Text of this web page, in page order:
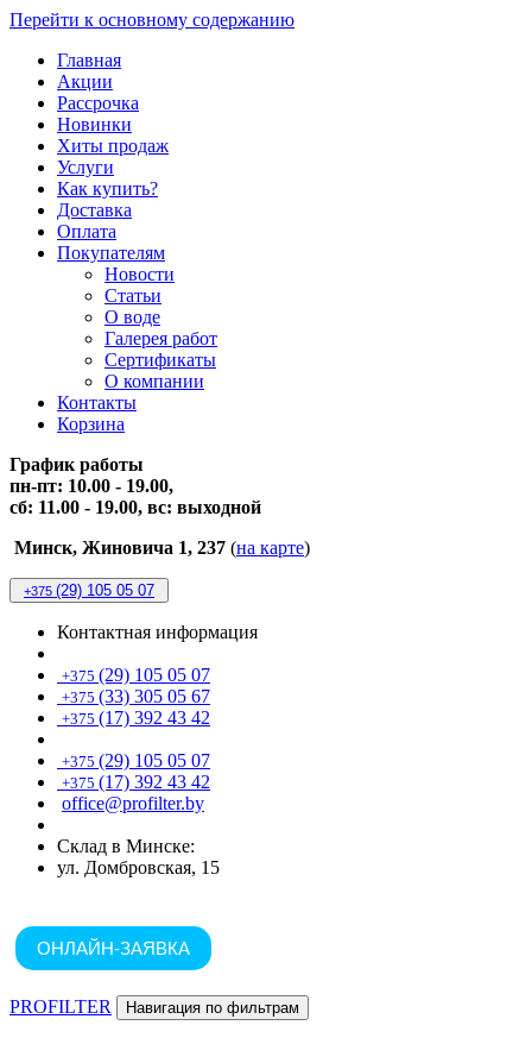
Перейти к основному содержанию
Главная
Акции
Рассрочка
Новинки
Хиты продаж
Услуги
Как купить?
Доставка
Оплата
Покупателям
Новости
Статьи
О воде
Галерея работ
Сертификаты
О компании
Контакты
Корзина
График работы
пн-пт: 10.00 - 19.00,
сб: 11.00 - 19.00, вс: выходной
Минск, Жиновича 1, 237 (на карте)
+375 (29) 105 05 07
Контактная информация
+375 (29) 105 05 07
+375 (33) 305 05 67
+375 (17) 392 43 42
+375 (29) 105 05 07
+375 (17) 392 43 42
office@profilter.by
Склад в Минске:
ул. Домбровская, 15
ОНЛАЙН-ЗАЯВКА
PROFILTER Навигация по фильтрам